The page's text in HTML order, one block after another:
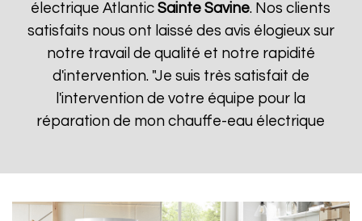
électrique AtlanticSainte Savine. Nos clients
satisfaits nous ont laissé des avis élogieux sur
notre travail de qualité et notre rapidité
d'intervention. "Je suis très satisfait de
l'intervention de votre équipe pour la
réparation de mon chauffe-eau électrique